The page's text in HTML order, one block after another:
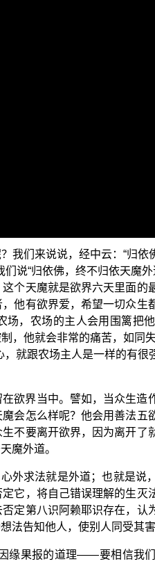
题目是次法当中的“三论三法
正等正觉者，为三界学法修
，所谓人道守五戒、天道修
依僧：依循正法修行的清净
外国人，跑到中国居住下来
其中国国民的义务，但终不
的印证。这不是多余的执著
恶业。
们来说说，经中云：“归依
说“归依佛，终不归依天魔
个天魔就是欲界六天里面
他有欲界爱，希望一切众生
，农场的主人会用围篱把
，他就会非常的痛苦，如同
就跟农场主人是一样的有
欲界当中。譬如，当众生造
会怎么样呢？他会用善法五
不要离开欲界，因为离开了
魔外道。
外求法就是外道；也就是说
它，将自己错误理解的生灭
定第八识阿赖耶识存在，认
告知他人，使别人同受其
缘果报的道理——要相信我